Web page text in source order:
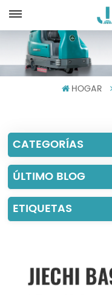
English
Español
Português
العربية
Indonesia
HOGAR
CATEGORÍAS
ÚLTIMO BLOG
ETIQUETAS